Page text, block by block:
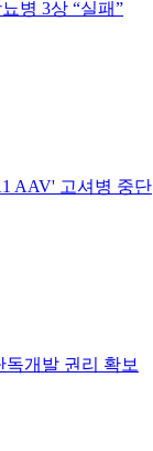
병 3상 “실패”
AAV' 고셔병 중단
개발 권리 확보